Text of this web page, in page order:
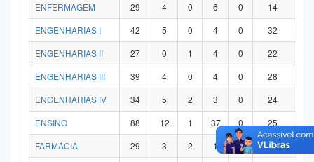
ENFERMAGEM
29 4 0 6 0 14
ENGENHARIAS I
42 5 0 4 0 32
ENGENHARIAS II
27 0 1 4 0 22
ENGENHARIAS III
39 4 0 4 0 28
ENGENHARIAS IV
34 5 2 3 0 24
ENSINO
88 12 1 37 0 25
FARMÁCIA
29 3 2 1 0 21